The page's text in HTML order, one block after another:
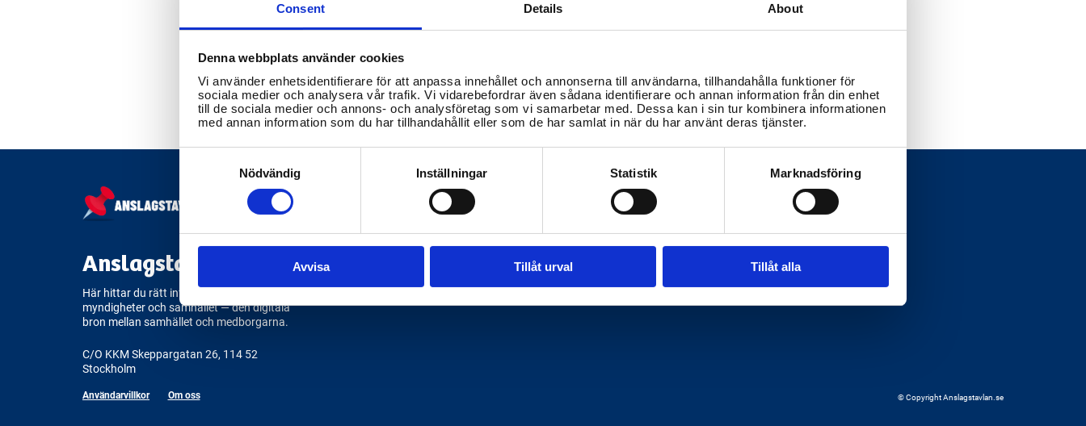
Consent Details About
Denna webbplats använder cookies
Vi använder enhetsidentifierare för att anpassa innehållet och annonserna till användarna, tillhandahålla funktioner för
sociala medier och analysera vår trafik. Vi vidarebefordrar även sådana identifierare och annan information från din enhet
till de sociala medier och annons- och analysföretag som vi samarbetar med. Dessa kan i sin tur kombinera informationen
med annan information som du har tillhandahållit eller som de har samlat in när du har använt deras tjänster.
Consent
Nödvändig Inställningar Statistik Marknadsföring
Avvisa Tillåt urval Tillåt alla
Anslagstavlan.se
Här hittar du rätt information om
myndigheter och samhället — den digitala
bron mellan samhället och medborgarna.
C/O KKM Skeppargatan 26, 114 52
Stockholm
Användarvillkor Om oss © Copyright Anslagstavlan.se